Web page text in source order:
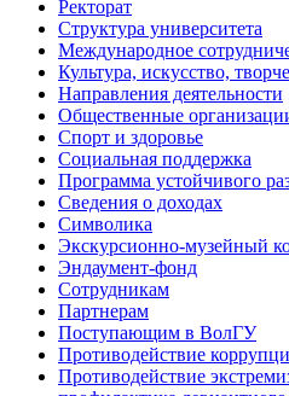
Ректорат
Структура университета
Международное
Культура, искусство,
Направления деятельности
Общественные
Спорт и здоровье
Социальная поддержка
Программа устойчивого
Сведения о доходах
Символика
Экскурсионно-музейный
Эндаумент-фонд
Сотрудникам
Партнерам
Поступающим в ВолГУ
Противодействие
Противодействие